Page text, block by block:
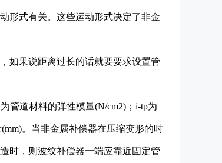
形式有关。这些运动形式决定了非金
如果说距离过长的话就要要求设置管
管道材料的弹性模量(N/cm2)；i-tp为
。当非金属补偿器在压缩变形的时
时，则波纹补偿器一端应靠近固定管